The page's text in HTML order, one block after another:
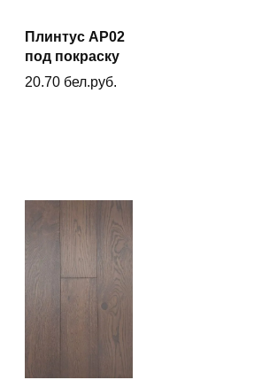
В
корзину
Плинтус AP02
под покраску
20.70 бел.руб.